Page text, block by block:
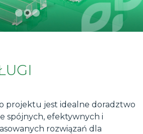
projektu jest idealne doradztwo
spójnych, efektywnych i
rozwiązań dla